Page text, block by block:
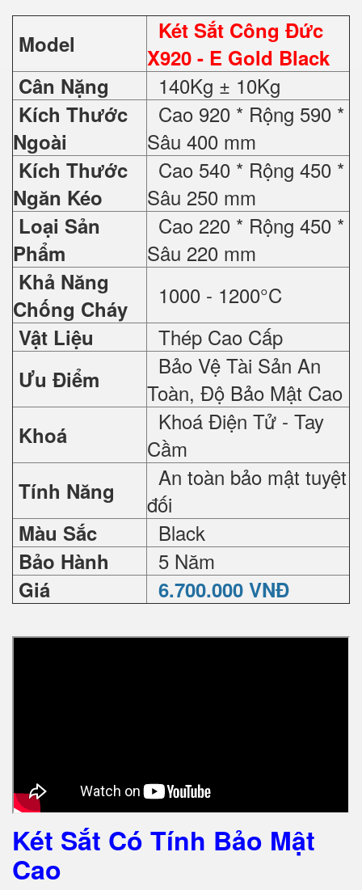
Model
Két Sắt Công Đức
X920 - E Gold Black
Cân Nặng
140Kg ± 10Kg
Kích Thước
Ngoài
Cao 920 * Rộng 590 *
Sâu 400 mm
Kích Thước
Ngăn Kéo
Cao 540 * Rộng 450 *
Sâu 250 mm
Loại Sản
Phẩm
Cao 220 * Rộng 450 *
Sâu 220 mm
Khả Năng
Chống Cháy
1000 - 1200°C
Vật Liệu Thép Cao Cấp
Ưu Điểm
Bảo Vệ Tài Sản An
Toàn, Độ Bảo Mật Cao
Khoá
Khoá Điện Tử - Tay
Cầm
Tính Năng
An toàn bảo mật tuyệt
đối
Màu Sắc Black
Bảo Hành 5 Năm
Giá 6.700.000 VNĐ
Két Sắt Có Tính Bảo Mật
Cao